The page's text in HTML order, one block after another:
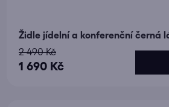
Židle jídelní a konferenční černá
1 690 Kč
2 490 Kč